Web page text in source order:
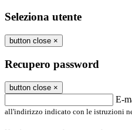
Seleziona utente
button close ×
Recupero password
button close ×
E-
all'indirizzo indicato con le istruzioni